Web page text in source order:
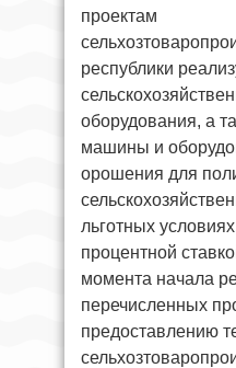
проектам
республики
оборудования, а
машины и
орошения для
льготных
процентной
момента начала
перечисленных
предоставлению